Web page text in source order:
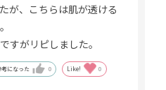
が、こちらは肌が透ける
すがリピしました。
考になった 0 Like! 0